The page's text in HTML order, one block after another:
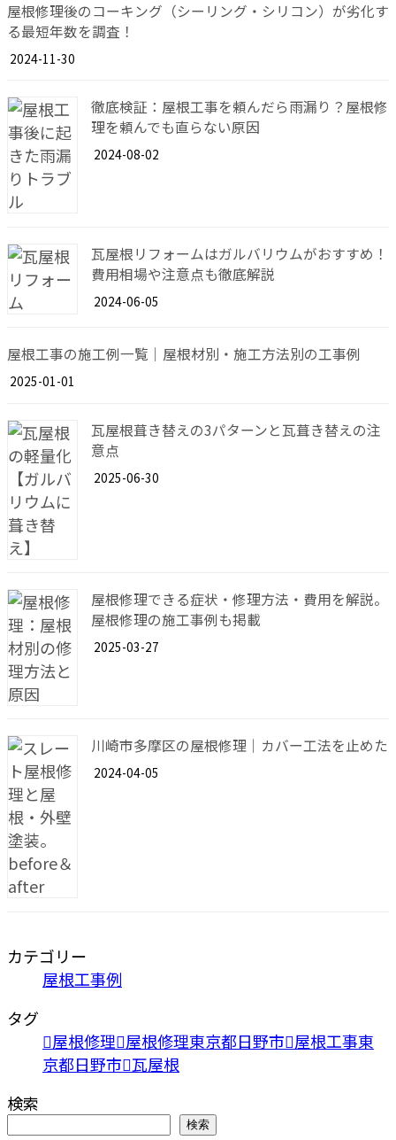
屋根修理後のコーキング（シーリング・シリコン）が劣化す
る最短年数を調査！
2024-11-30
徹底検証：屋根工事を頼んだら雨漏り？屋根修
理を頼んでも直らない原因
2024-08-02
瓦屋根リフォームはガルバリウムがおすすめ！
費用相場や注意点も徹底解説
2024-06-05
屋根工事の施工例一覧｜屋根材別・施工方法別の工事例
2025-01-01
瓦屋根葺き替えの3パターンと瓦葺き替えの注
意点
2025-06-30
屋根修理できる症状・修理方法・費用を解説。
屋根修理の施工事例も掲載
2025-03-27
川崎市多摩区の屋根修理｜カバー工法を止めた
2024-04-05
カテゴリー
屋根工事例
タグ
屋根修理 屋根修理東京都日野市 屋根工事東
京都日野市 瓦屋根
検索
検索